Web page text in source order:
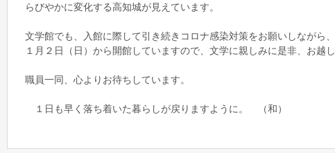
らびやかに変化する高知城が見えています。
文学館でも、入館に際して引き続きコロナ感染対策をお願いしながら
１月２日（日）から開館していますので、文学に親しみに是非、お越し
職員一同、心よりお待ちしています。
１日も早く落ち着いた暮らしが戻りますように。 （和）